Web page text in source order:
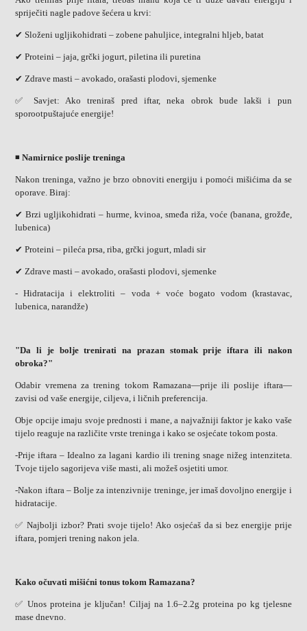
spriječiti nagle padove šećera u krvi:
✔ Složeni ugljikohidrati – zobene pahuljice, integralni hljeb, batat
✔ Proteini – jaja, grčki jogurt, piletina ili puretina
✔ Zdrave masti – avokado, orašasti plodovi, sjemenke
✅ Savjet: Ako treniraš pred iftar, neka obrok bude lakši i pun
sporootpuštajuće energije!
◾Namirnice poslije treninga
Nakon treninga, važno je brzo obnoviti energiju i pomoći mišićima da se
oporave. Biraj:
✔ Brzi ugljikohidrati – hurme, kvinoa, smeđa riža, voće (banana, grožđe,
lubenica)
✔ Proteini – pileća prsa, riba, grčki jogurt, mladi sir
✔ Zdrave masti – avokado, orašasti plodovi, sjemenke
- Hidratacija i elektroliti – voda + voće bogato vodom (krastavac,
lubenica, narandže)
"Da li je bolje trenirati na prazan stomak prije iftara ili nakon
obroka?"
Odabir vremena za trening tokom Ramazana—prije ili poslije iftara—
zavisi od vaše energije, ciljeva, i ličnih preferencija.
Obje opcije imaju svoje prednosti i mane, a najvažniji faktor je kako vaše
tijelo reaguje na različite vrste treninga i kako se osjećate tokom posta.
-Prije iftara – Idealno za lagani kardio ili trening snage nižeg intenziteta.
Tvoje tijelo sagorijeva više masti, ali možeš osjetiti umor.
-Nakon iftara – Bolje za intenzivnije treninge, jer imaš dovoljno energije i
hidratacije.
✅ Najbolji izbor? Prati svoje tijelo! Ako osjećaš da si bez energije prije
iftara, pomjeri trening nakon jela.
Kako očuvati mišićni tonus tokom Ramazana?
✅ Unos proteina je ključan! Ciljaj na 1.6–2.2g proteina po kg tjelesne
mase dnevno.